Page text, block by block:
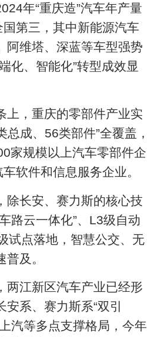
年“重庆造”汽车年产量
第三，其中新能源汽车
阿维塔、深蓝等车型强势
化、智能化”转型成效显
上，重庆的零部件产业实
总成、56类部件”全覆盖，
家规模以上汽车零部件企
软件和信息服务企业。
除长安、赛力斯的核心技
路云一体化”、L3级自动
试点落地，智慧公交、无
普及。
两江新区汽车产业已经形
系、赛力斯系“双引
汽等多点支撑格局，今年